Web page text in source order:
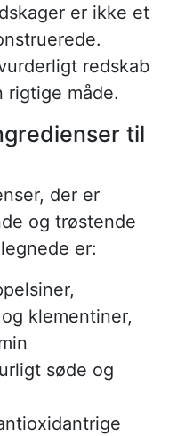
er ikke et
redskab
rigtige måde.
til
der er
og trøstende
er:
klementiner,
søde og